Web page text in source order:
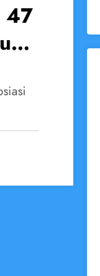
47